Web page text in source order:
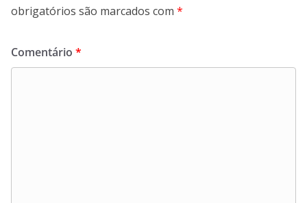
obrigatórios são marcados com *
Comentário *